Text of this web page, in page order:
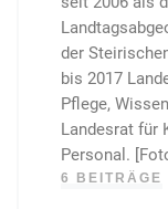
der
bis 2017
Pflege,
Landes­rat für
Personal.
6 BEITRÄGE